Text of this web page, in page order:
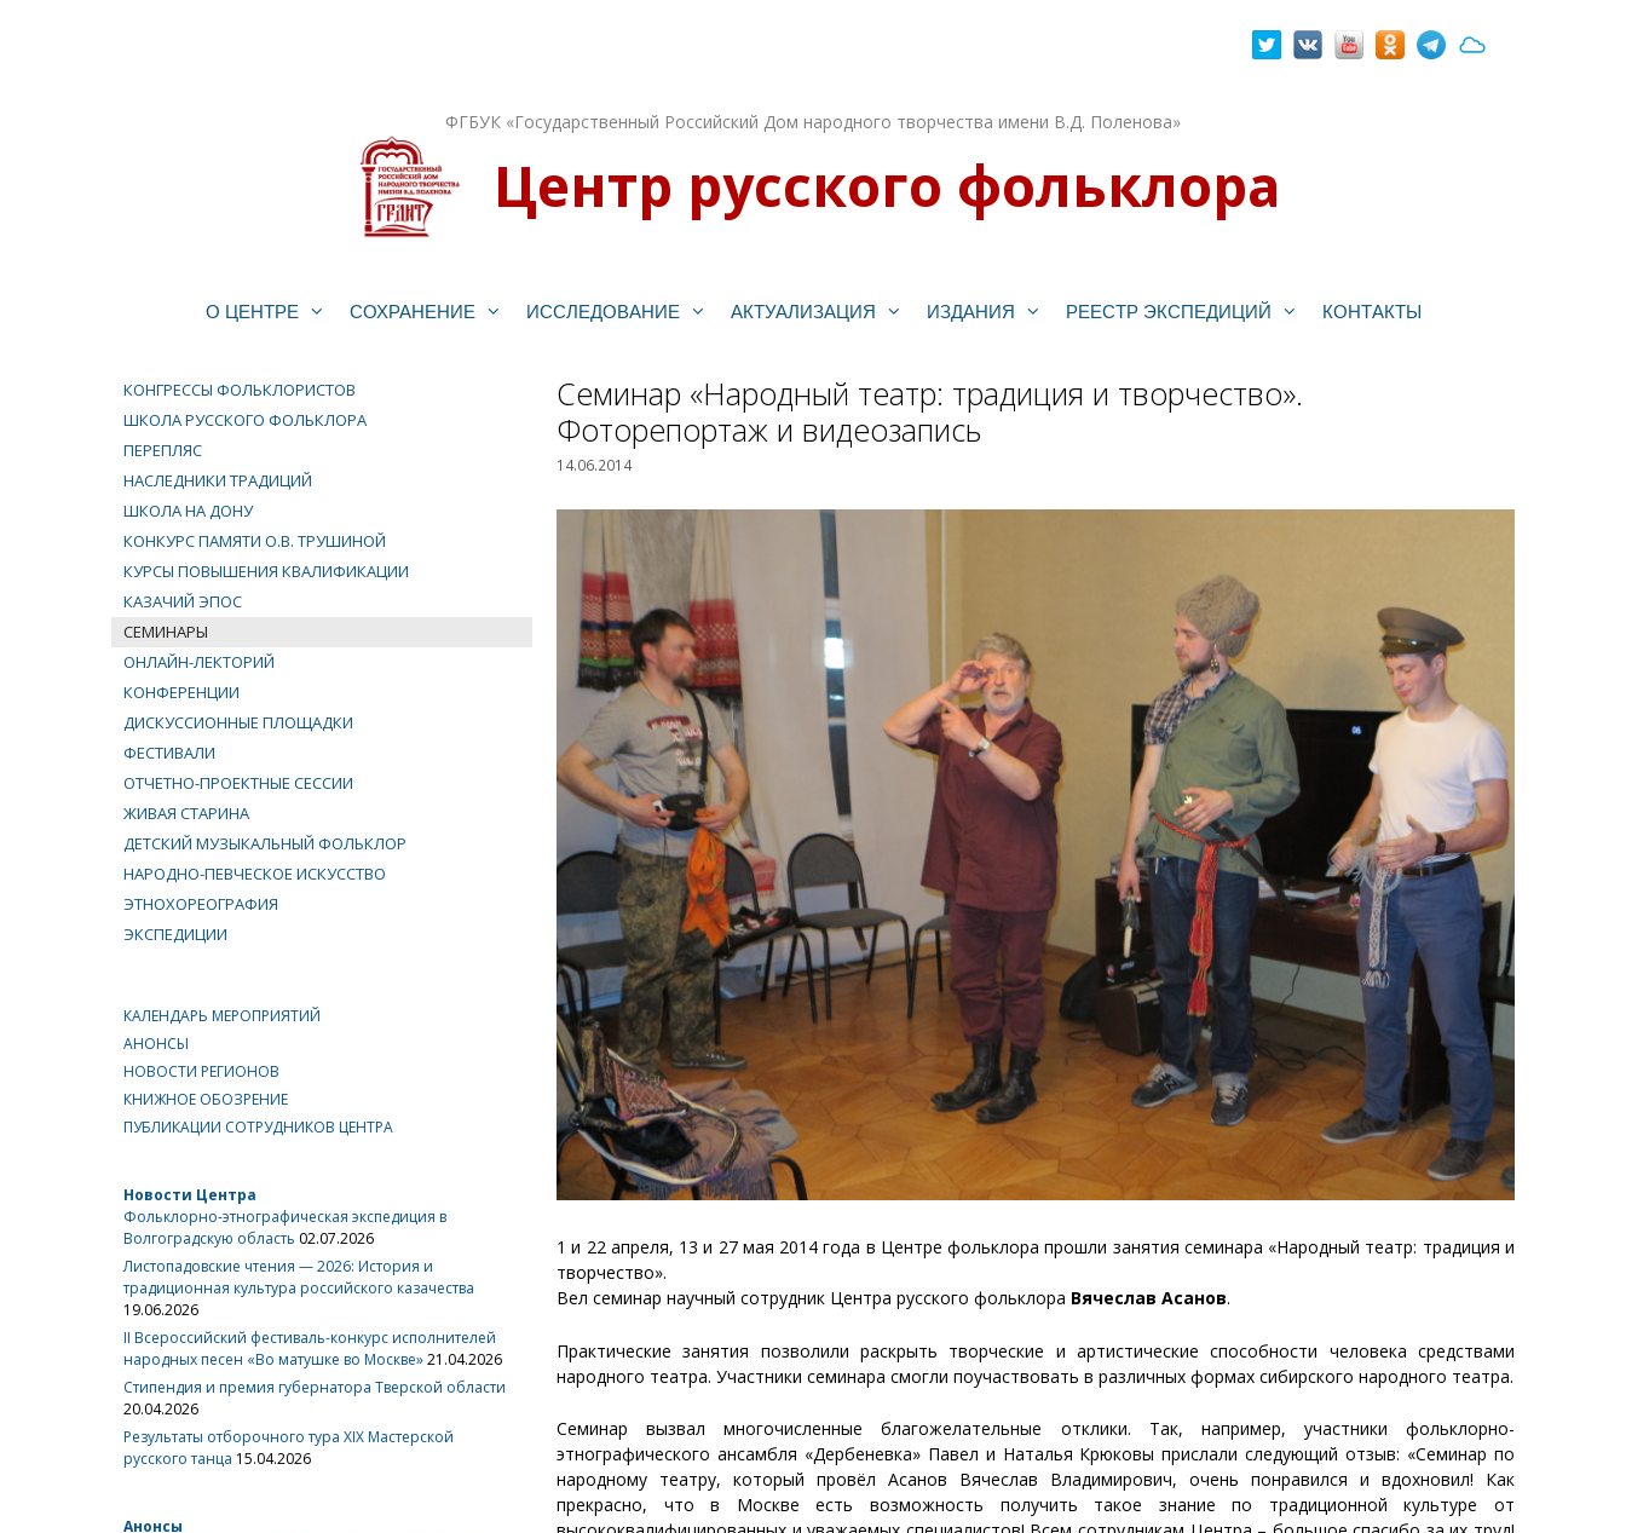
ФГБУК «Государственный Российский Дом народного творчества имени В.Д. Поленова»
Центр русского фольклора
О ЦЕНТРЕ СОХРАНЕНИЕ ИССЛЕДОВАНИЕ АКТУАЛИЗАЦИЯ ИЗДАНИЯ РЕЕСТР ЭКСПЕДИЦИЙ КОНТАКТЫ
Семинар «Народный театр: традиция и творчество».
Фоторепортаж и видеозапись
14.06.2014
1 и 22 апреля, 13 и 27 мая 2014 года в Центре фольклора прошли занятия семинара «Народный театр: традиция и
творчество».
Вел семинар научный сотрудник Центра русского фольклора Вячеслав Асанов.
Практические занятия позволили раскрыть творческие и артистические способности человека средствами
народного театра. Участники семинара смогли поучаствовать в различных формах сибирского народного театра.
Семинар вызвал многочисленные благожелательные отклики. Так, например, участники фольклорно-
этнографического ансамбля «Дербеневка» Павел и Наталья Крюковы прислали следующий отзыв: «Семинар по
народному театру, который провёл Асанов Вячеслав Владимирович, очень понравился и вдохновил! Как
прекрасно, что в Москве есть возможность получить такое знание по традиционной культуре от
КОНГРЕССЫ ФОЛЬКЛОРИСТОВ
ШКОЛА РУССКОГО ФОЛЬКЛОРА
ПЕРЕПЛЯС
НАСЛЕДНИКИ ТРАДИЦИЙ
ШКОЛА НА ДОНУ
КОНКУРС ПАМЯТИ О.В. ТРУШИНОЙ
КУРСЫ ПОВЫШЕНИЯ КВАЛИФИКАЦИИ
КАЗАЧИЙ ЭПОС
СЕМИНАРЫ
ОНЛАЙН-ЛЕКТОРИЙ
КОНФЕРЕНЦИИ
ДИСКУССИОННЫЕ ПЛОЩАДКИ
ФЕСТИВАЛИ
ОТЧЕТНО-ПРОЕКТНЫЕ СЕССИИ
ЖИВАЯ СТАРИНА
ДЕТСКИЙ МУЗЫКАЛЬНЫЙ ФОЛЬКЛОР
НАРОДНО-ПЕВЧЕСКОЕ ИСКУССТВО
ЭТНОХОРЕОГРАФИЯ
ЭКСПЕДИЦИИ
КАЛЕНДАРЬ МЕРОПРИЯТИЙ
АНОНСЫ
НОВОСТИ РЕГИОНОВ
КНИЖНОЕ ОБОЗРЕНИЕ
ПУБЛИКАЦИИ СОТРУДНИКОВ ЦЕНТРА
Новости Центра
Фольклорно-этнографическая экспедиция в
Волгоградскую область 02.07.2026
Листопадовские чтения — 2026: История и
традиционная культура российского казачества
19.06.2026
II Всероссийский фестиваль-конкурс исполнителей
народных песен «Во матушке во Москве»21.04.2026
Стипендия и премия губернатора Тверской области
20.04.2026
Результаты отборочного тура XIX Мастерской
русского танца 15.04.2026
Анонсы